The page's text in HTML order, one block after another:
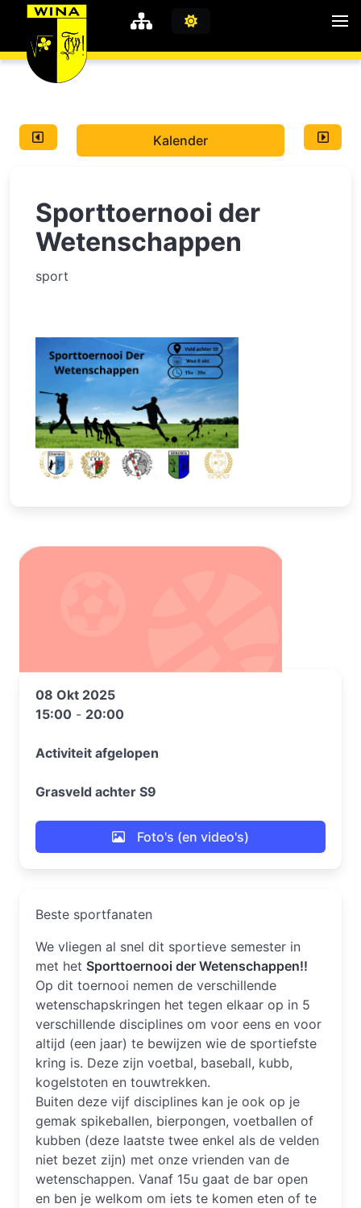
WiNA MyWiNA
Shop
Kalender
Sporttoernooi der
Wetenschappen
sport
08 Okt 2025
15:00 - 20:00
Activiteit afgelopen
Grasveld achter S9
Foto's (en video's)
Beste sportfanaten
We vliegen al snel dit sportieve semester in
met het Sporttoernooi der Wetenschappen!!
Op dit toernooi nemen de verschillende
wetenschapskringen het tegen elkaar op in 5
verschillende disciplines om voor eens en voor
altijd (een jaar) te bewijzen wie de sportiefste
kring is. Deze zijn voetbal, baseball, kubb,
kogelstoten en touwtrekken.
Buiten deze vijf disciplines kan je ook op je
gemak spikeballen, bierpongen, voetballen of
kubben (deze laatste twee enkel als de velden
niet bezet zijn) met onze vrienden van de
wetenschappen. Vanaf 15u gaat de bar open
en ben je welkom om iets te komen eten of te